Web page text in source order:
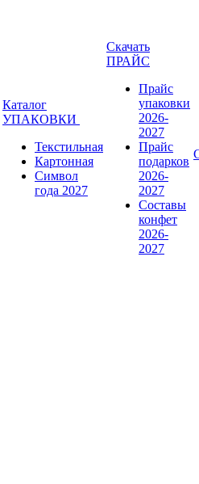
Каталог
УПАКОВКИ
Текстильная
Картонная
Символ
года 2027
Скачать
ПРАЙС
Прайс
упаковки
2026-
2027
Прайс
подарков
2026-
2027
Составы
конфет
2026-
2027